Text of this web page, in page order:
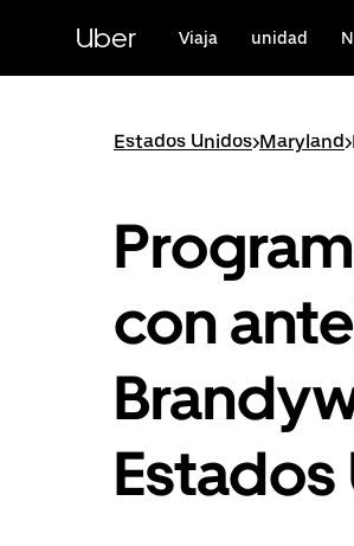
contenido
principal
Uber Viaja unidad
Estados Unidos>Maryland>
con